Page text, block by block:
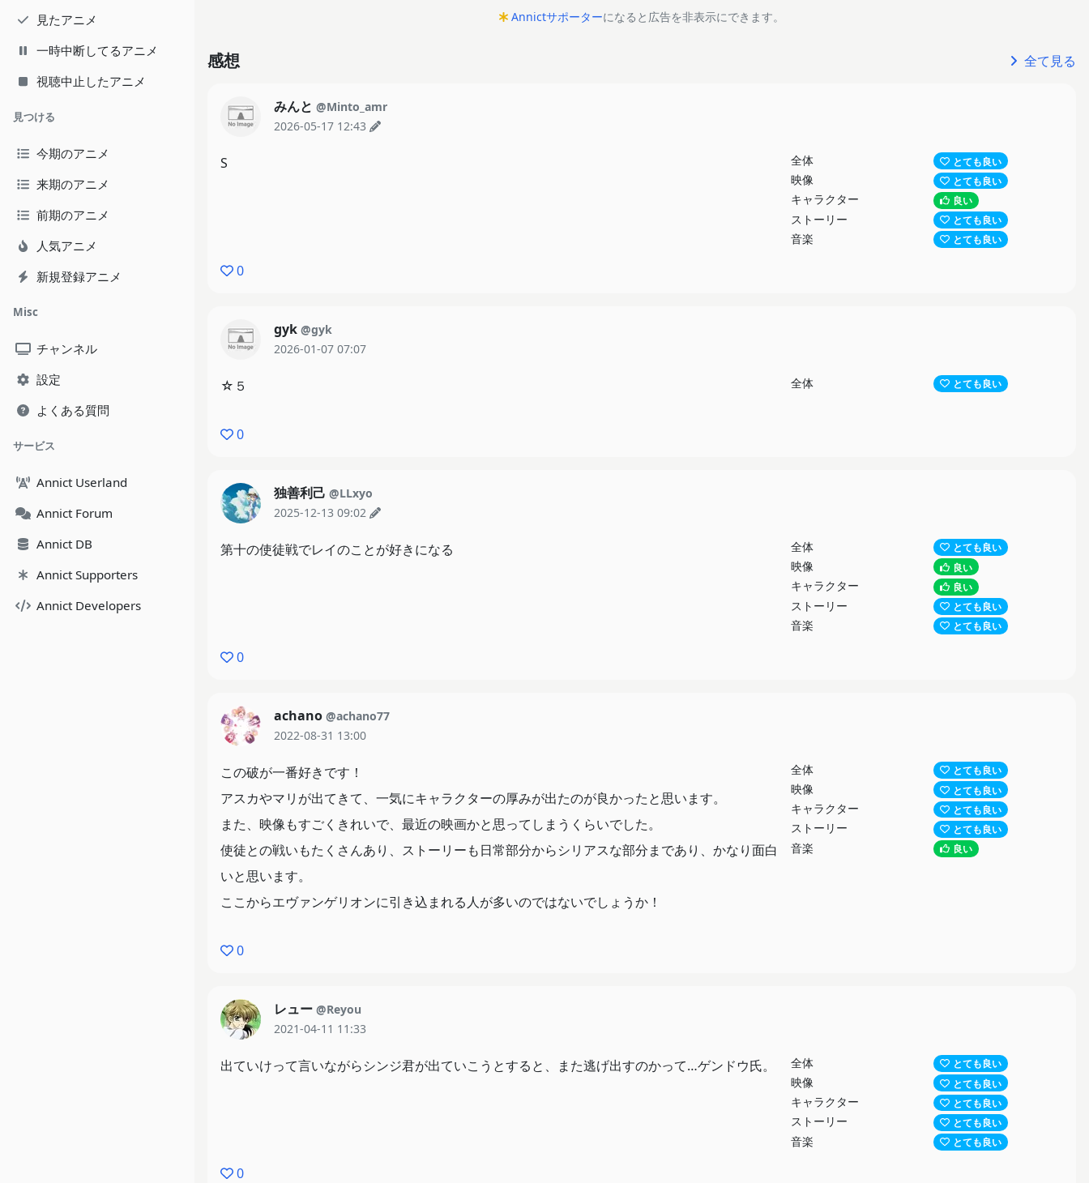
見たアニメ
一時中断してるアニメ
視聴中止したアニメ
見つける
今期のアニメ
来期のアニメ
前期のアニメ
人気アニメ
新規登録アニメ
Misc
チャンネル
設定
よくある質問
サービス
Annict Userland
Annict Forum
Annict DB
Annict Supporters
Annict Developers
Annictサポーターになると広告を非表示にできます。
感想 全て見る
みんと @Minto_amr
2026-05-17 12:43
全体 とても良い
映像 とても良い
キャラクター 良い
ストーリー とても良い
音楽 とても良い
S
0
gyk @gyk
2026-01-07 07:07
全体 とても良い
☆５
0
独善利己 @LLxyo
2025-12-13 09:02
全体 とても良い
映像 良い
キャラクター 良い
ストーリー とても良い
音楽 とても良い
第十の使徒戦でレイのことが好きになる
0
achano @achano77
2022-08-31 13:00
全体 とても良い
映像 とても良い
キャラクター とても良い
ストーリー とても良い
音楽 良い
この破が一番好きです！
アスカやマリが出てきて、一気にキャラクターの厚みが出たのが良かったと思います。
また、映像もすごくきれいで、最近の映画かと思ってしまうくらいでした。
使徒との戦いもたくさんあり、ストーリーも日常部分からシリアスな部分まであり、かなり面白
いと思います。
ここからエヴァンゲリオンに引き込まれる人が多いのではないでしょうか！
0
レュー @Reyou
2021-04-11 11:33
全体 とても良い
映像 とても良い
キャラクター とても良い
ストーリー とても良い
音楽 とても良い
出ていけって言いながらシンジ君が出ていこうとすると、また逃げ出すのかって…ゲンドウ氏。
0